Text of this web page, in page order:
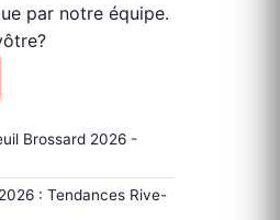
par notre équipe.
Brossard 2026 -
: Tendances Rive-